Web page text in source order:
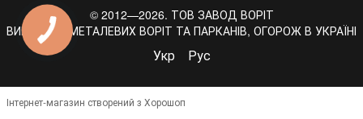
© 2012—2026. ТОВ ЗАВОД ВОРІТ
ВИРОБНИК МЕТАЛЕВИХ ВОРІТ ТА ПАРКАНІВ, ОГОРОЖ В УКРАЇНІ
Укр Рус
Інтернет-магазин створений з Хорошоп